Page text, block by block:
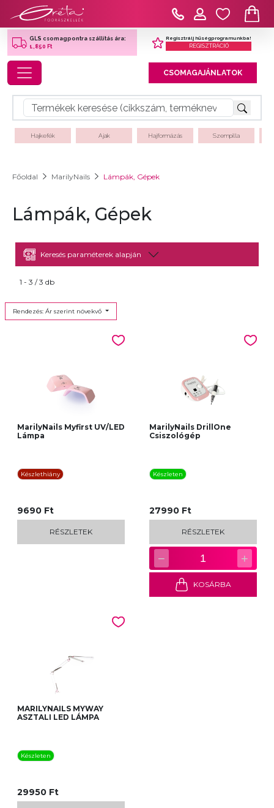
GLS csomagpontra szállítás ára:
1,850 Ft
Regisztrálj hűségprogramunkba!
REGISZTRÁCIÓ
Toggle navigation CSOMAGAJÁNLATOK
Hajkefék Ajak Hajformázás Szempilla
Főoldal MarilyNails Lámpák, Gépek
Lámpák, Gépek
Keresés paraméterek alapján
1 - 3 / 3 db
Rendezés: Ár szerint növekvő
MarilyNails Myfirst UV/LED
Lámpa
Készlethiány
9690 Ft
RÉSZLETEK
MarilyNails DrillOne
Csiszológép
Készleten
27990 Ft
RÉSZLETEK
− 1 +
KOSÁRBA
MARILYNAILS MYWAY
ASZTALI LED LÁMPA
Készleten
29950 Ft